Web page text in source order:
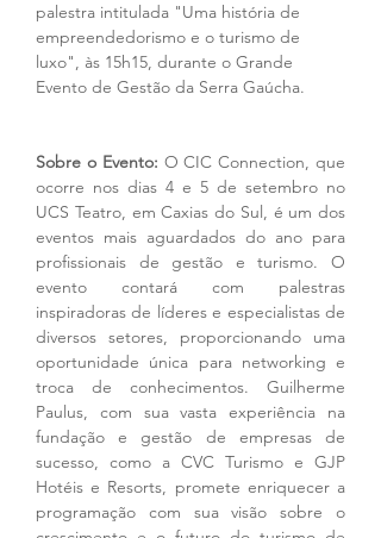
palestra intitulada "Uma história de
empreendedorismo e o turismo de
luxo", às 15h15, durante o Grande
Evento de Gestão da Serra Gaúcha.
Sobre o Evento: O CIC Connection, que
ocorre nos dias 4 e 5 de setembro no
UCS Teatro, em Caxias do Sul, é um dos
eventos mais aguardados do ano para
profissionais de gestão e turismo. O
evento contará com palestras
inspiradoras de líderes e especialistas de
diversos setores, proporcionando uma
oportunidade única para networking e
troca de conhecimentos. Guilherme
Paulus, com sua vasta experiência na
fundação e gestão de empresas de
sucesso, como a CVC Turismo e GJP
Hotéis e Resorts, promete enriquecer a
programação com sua visão sobre o